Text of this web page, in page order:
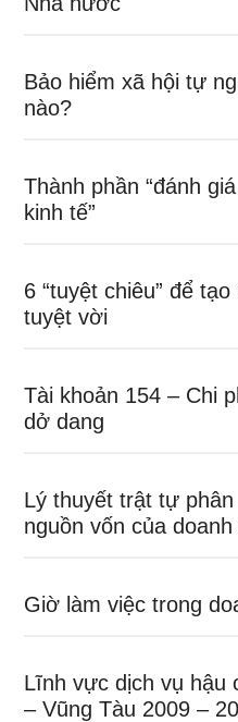
Bảo hiểm xã hội tự
nào?
Thành phần “đánh
kinh tế”
6 “tuyệt chiêu” để
tuyệt vời
Tài khoản 154 – Chi
dở dang
Lý thuyết trật tự
nguồn vốn của doanh
Giờ làm việc trong
Lĩnh vực dịch vụ hậu
– Vũng Tàu 2009 –